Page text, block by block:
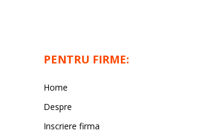
PENTRU FIRME:
Home
Despre
Inscriere firma